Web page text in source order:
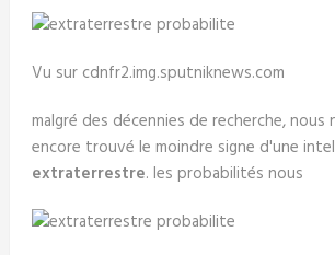
Vu sur cdnfr2.img.sputniknews.com
malgré des décennies de recherche, nous
encore trouvé le moindre signe d'une
extraterrestre. les probabilités nous